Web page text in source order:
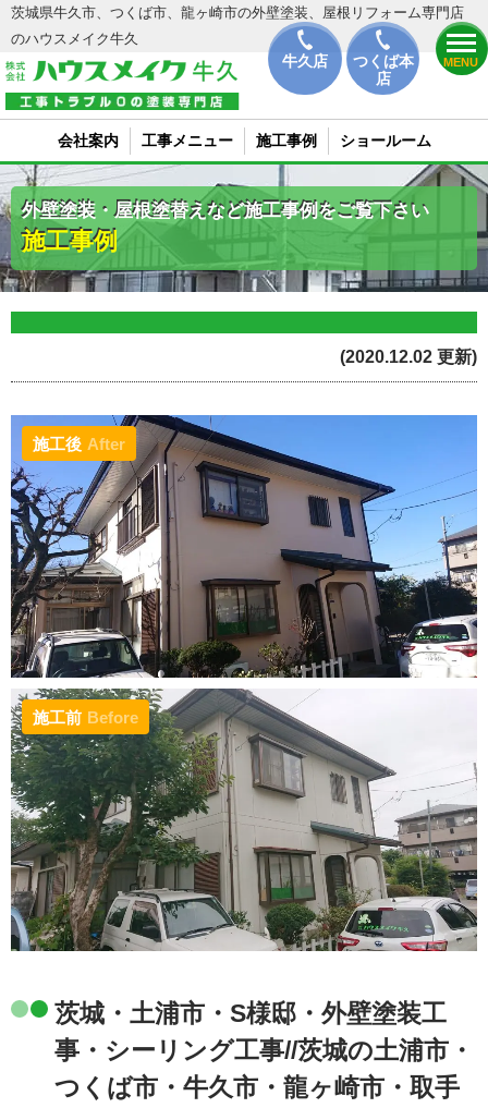
牛久店
つくば本
店
MENU
茨城県牛久市、つくば市、龍ヶ崎市の外壁塗装、屋根リフォーム専門店
のハウスメイク牛久
会社案内 工事メニュー 施工事例 ショールーム
外壁塗装・屋根塗替えなど施工事例をご覧下さい
施工事例
(2020.12.02 更新)
施工後 After
施工前 Before
茨城・土浦市・S様邸・外壁塗装工
事・シーリング工事//茨城の土浦市・
つくば市・牛久市・龍ヶ崎市・取手